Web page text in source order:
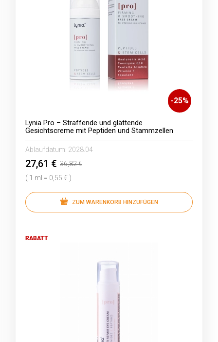
-25%
Lynia Pro – Straffende und glättende
Gesichtscreme mit Peptiden und Stammzellen
Ablaufdatum: 2028.04
27,61 € 36,82 €
( 1 ml = 0,55 € )
ZUM WARENKORB HINZUFÜGEN
RABATT